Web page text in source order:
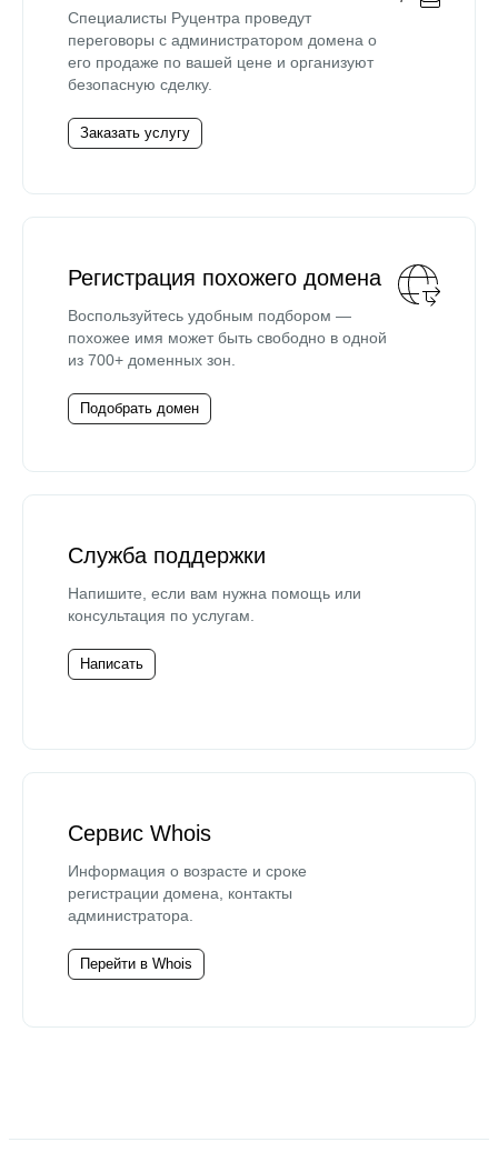
Специалисты Руцентра проведут
переговоры с администратором домена о
его продаже по вашей цене и организуют
безопасную сделку.
Заказать услугу
Регистрация похожего домена
Воспользуйтесь удобным подбором —
похожее имя может быть свободно в одной
из 700+ доменных зон.
Подобрать домен
Служба поддержки
Напишите, если вам нужна помощь или
консультация по услугам.
Написать
Сервис Whois
Информация о возрасте и сроке
регистрации домена, контакты
администратора.
Перейти в Whois